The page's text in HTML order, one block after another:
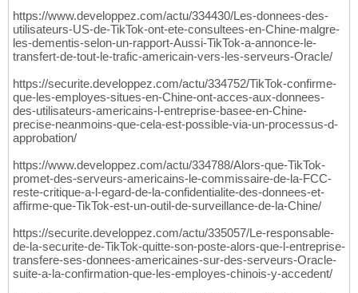
https://www.developpez.com/actu/334430/Les-donnees-des-
utilisateurs-US-de-TikTok-ont-ete-consultees-en-Chine-malgre-
les-dementis-selon-un-rapport-Aussi-TikTok-a-annonce-le-
transfert-de-tout-le-trafic-americain-vers-les-serveurs-Oracle/
https://securite.developpez.com/actu/334752/TikTok-confirme-
que-les-employes-situes-en-Chine-ont-acces-aux-donnees-
des-utilisateurs-americains-l-entreprise-basee-en-Chine-
precise-neanmoins-que-cela-est-possible-via-un-processus-d-
approbation/
https://www.developpez.com/actu/334788/Alors-que-TikTok-
promet-des-serveurs-americains-le-commissaire-de-la-FCC-
reste-critique-a-l-egard-de-la-confidentialite-des-donnees-et-
affirme-que-TikTok-est-un-outil-de-surveillance-de-la-Chine/
https://securite.developpez.com/actu/335057/Le-responsable-
de-la-securite-de-TikTok-quitte-son-poste-alors-que-l-entreprise-
transfere-ses-donnees-americaines-sur-des-serveurs-Oracle-
suite-a-la-confirmation-que-les-employes-chinois-y-accedent/